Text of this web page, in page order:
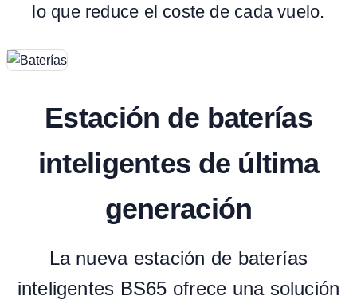
lo que reduce el coste de cada vuelo.
Estación de baterías
inteligentes de última
generación
La nueva estación de baterías
inteligentes BS65 ofrece una solución